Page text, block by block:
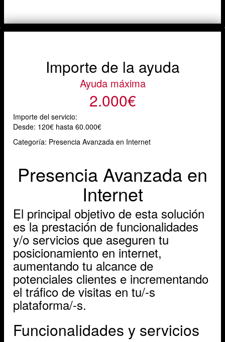
Importe de la ayuda
Ayuda máxima
2.000€
Importe del servicio:
Desde: 120€ hasta 60.000€
Categoría: Presencia Avanzada en Internet
Presencia Avanzada en
Internet
El principal objetivo de esta solución
es la prestación de funcionalidades
y/o servicios que aseguren tu
posicionamiento en internet,
aumentando tu alcance de
potenciales clientes e incrementando
el tráfico de visitas en tu/-s
plataforma/-s.
Funcionalidades y servicios